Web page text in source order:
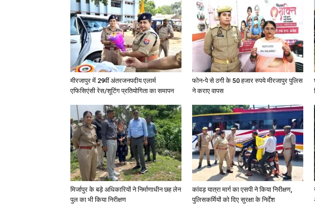
मीरजापुर में 29वीं अंतरजनपदीय एलार्म
एफिसिएंसी रेस/शूटिंग प्रतियोगिता का समापन
फोन-पे से ठगी के 50 हजार रुपये मीरजापुर पुलिस
ने कराए वापस
मिर्जापुर के बड़े अधिकारियों ने निर्माणाधीन छह लेन
पुल का भी किया निरीक्षण
कांवड़ यात्रा मार्ग का एसपी ने किया निरीक्षण,
पुलिसकर्मियों को दिए सुरक्षा के निर्देश